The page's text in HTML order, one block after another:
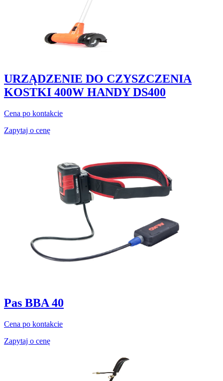
URZĄDZENIE DO CZYSZCZENIA
KOSTKI 400W HANDY DS400
Cena po kontakcie
Zapytaj o cenę
Pas BBA 40
Cena po kontakcie
Zapytaj o cenę